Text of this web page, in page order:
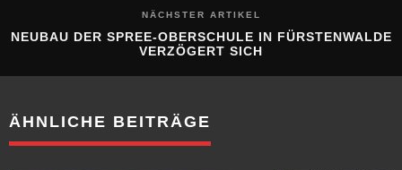
NÄCHSTER ARTIKEL
NEUBAU DER SPREE-OBERSCHULE IN FÜRSTENWALDE
VERZÖGERT SICH
ÄHNLICHE BEITRÄGE